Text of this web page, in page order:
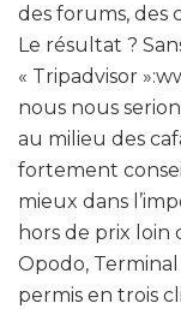
des forums, des
Le résultat ?
« Tripadvisor
nous nous
au milieu des
fortement
mieux dans
hors de prix loin
Opodo,
permis en trois